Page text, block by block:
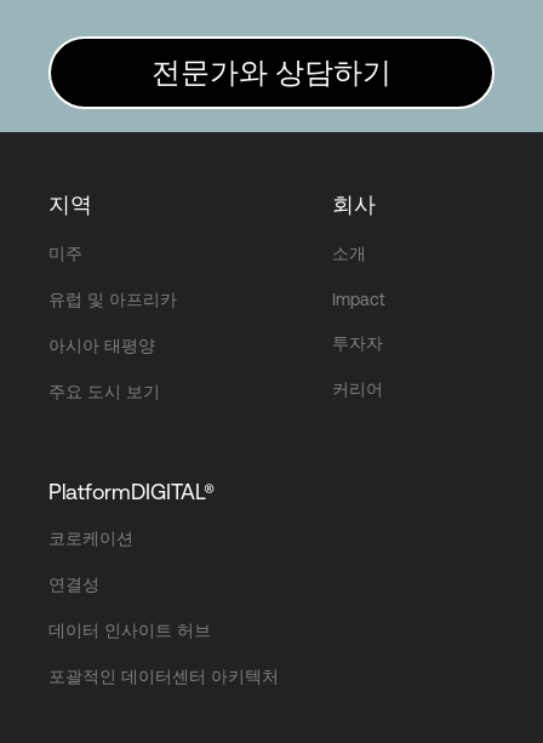
전문가와 상담하기
지역
미주
유럽 및 아프리카
아시아 태평양
주요 도시 보기
회사
소개
Impact
투자자
커리어
PlatformDIGITAL®
코로케이션
연결성
데이터 인사이트 허브
포괄적인 데이터센터 아키텍처